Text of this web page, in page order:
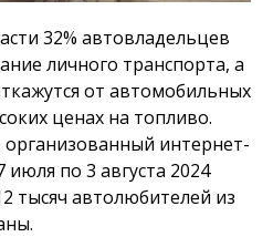
32% автовладельцев
личного транспорта, а
от автомобильных
ценах на топливо.
организованный интернет-
по 3 августа 2024
тысяч автолюбителей из